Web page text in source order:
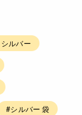
ルバー
#シルバー 袋